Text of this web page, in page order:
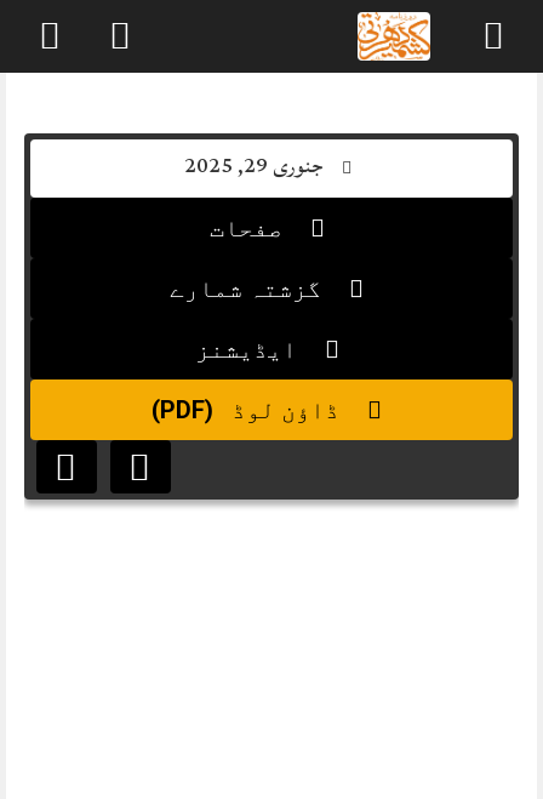
Skip
جنوری 29, 2025
صفحات
گزشتہ شمارے
ایڈیشنز
ڈاؤن لوڈ (PDF)